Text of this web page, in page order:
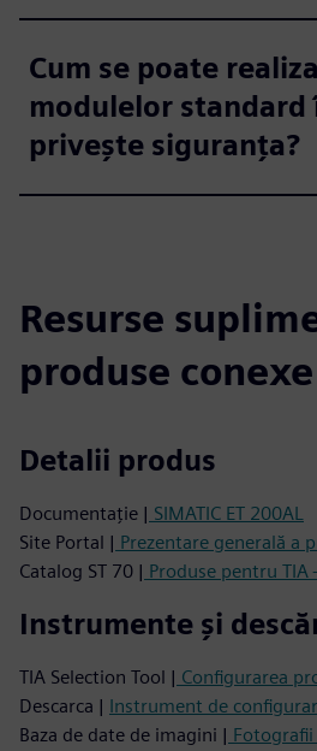
Cum se poate
modulelor standard
privește siguranța?
Resurse
produse conexe
Detalii produs
Documentație | SIMATIC ET 200AL
Site Portal | Prezentare generală a
Catalog ST 70 | Produse pentru TIA
Instrumente și
TIA Selection Tool | Configurarea
Descarca | Instrument de
Baza de date de imagini | Fotografii